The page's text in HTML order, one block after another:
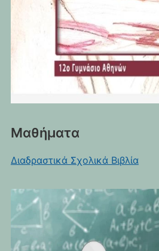
Μαθήματα
Διαδραστικά Σχολικά Βιβλία